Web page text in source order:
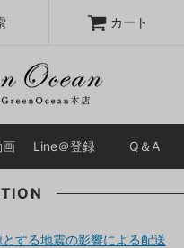
カート
画 Line＠登録 Q＆A
する地震の影響による配送